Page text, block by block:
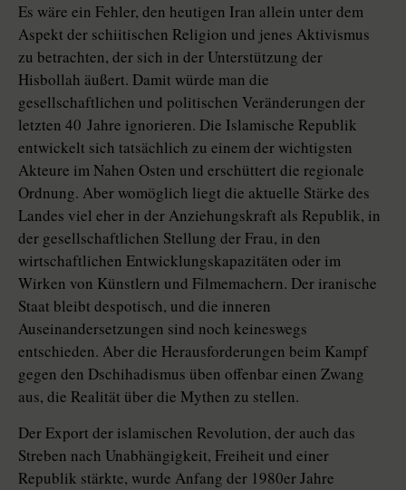
Es wäre ein Fehler, den heutigen Iran allein unter dem
Aspekt der schi­itischen Religion und jenes Aktivismus
zu betrachten, der sich in der Unterstützung der
Hisbollah äußert. Damit würde man die
gesellschaftlichen und politischen Veränderungen der
letzten 40 Jahre ignorieren. Die Islamische Republik
entwickelt sich tatsächlich zu einem der wichtigsten
Akteure im Nahen Osten und erschüttert die re­gio­na­le
Ordnung. Aber womöglich liegt die aktuelle Stärke des
Landes viel eher in der Anziehungskraft als Republik, in
der gesellschaftlichen Stellung der Frau, in den
wirtschaftlichen Entwicklungskapazitäten oder im
Wirken von Künstlern und Filmemachern. Der iranische
Staat bleibt despotisch, und die inneren
Auseinandersetzungen sind noch keineswegs
entschieden. Aber die Herausforderungen beim Kampf
gegen den Dschihadismus üben offenbar einen Zwang
aus, die Realität über die Mythen zu stellen.
Der Export der islamischen Revolution, der auch das
Streben nach Unabhängigkeit, Freiheit und einer
Republik stärkte, wurde Anfang der 1980er Jahre